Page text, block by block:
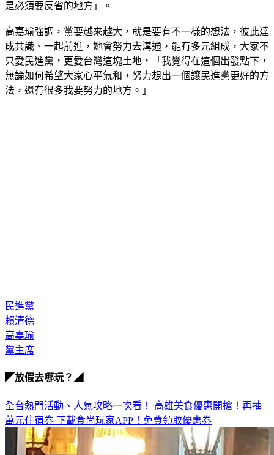
是必須要反省的地方」。
高嘉瑜強調，黨要越來越大，就是要有不一樣的想法，彼此達
成共識、一起前進，她會努力去溝通，能有多元組成，大家不
只愛民進黨，更愛台灣這塊土地，「我覺得在這個出發點下，
無論如何希望大家心平氣和，努力想出一個讓民進黨更好的方
法，還有很多我要努力的地方。」
民進黨
賴清德
高嘉瑜
黨主席
◤放假去哪玩？◢
全台熱門活動、人氣攻略一次看！ 高雄美食優惠開搶！再抽
萬元住宿券 下載食尚玩家APP！免費領取優惠券